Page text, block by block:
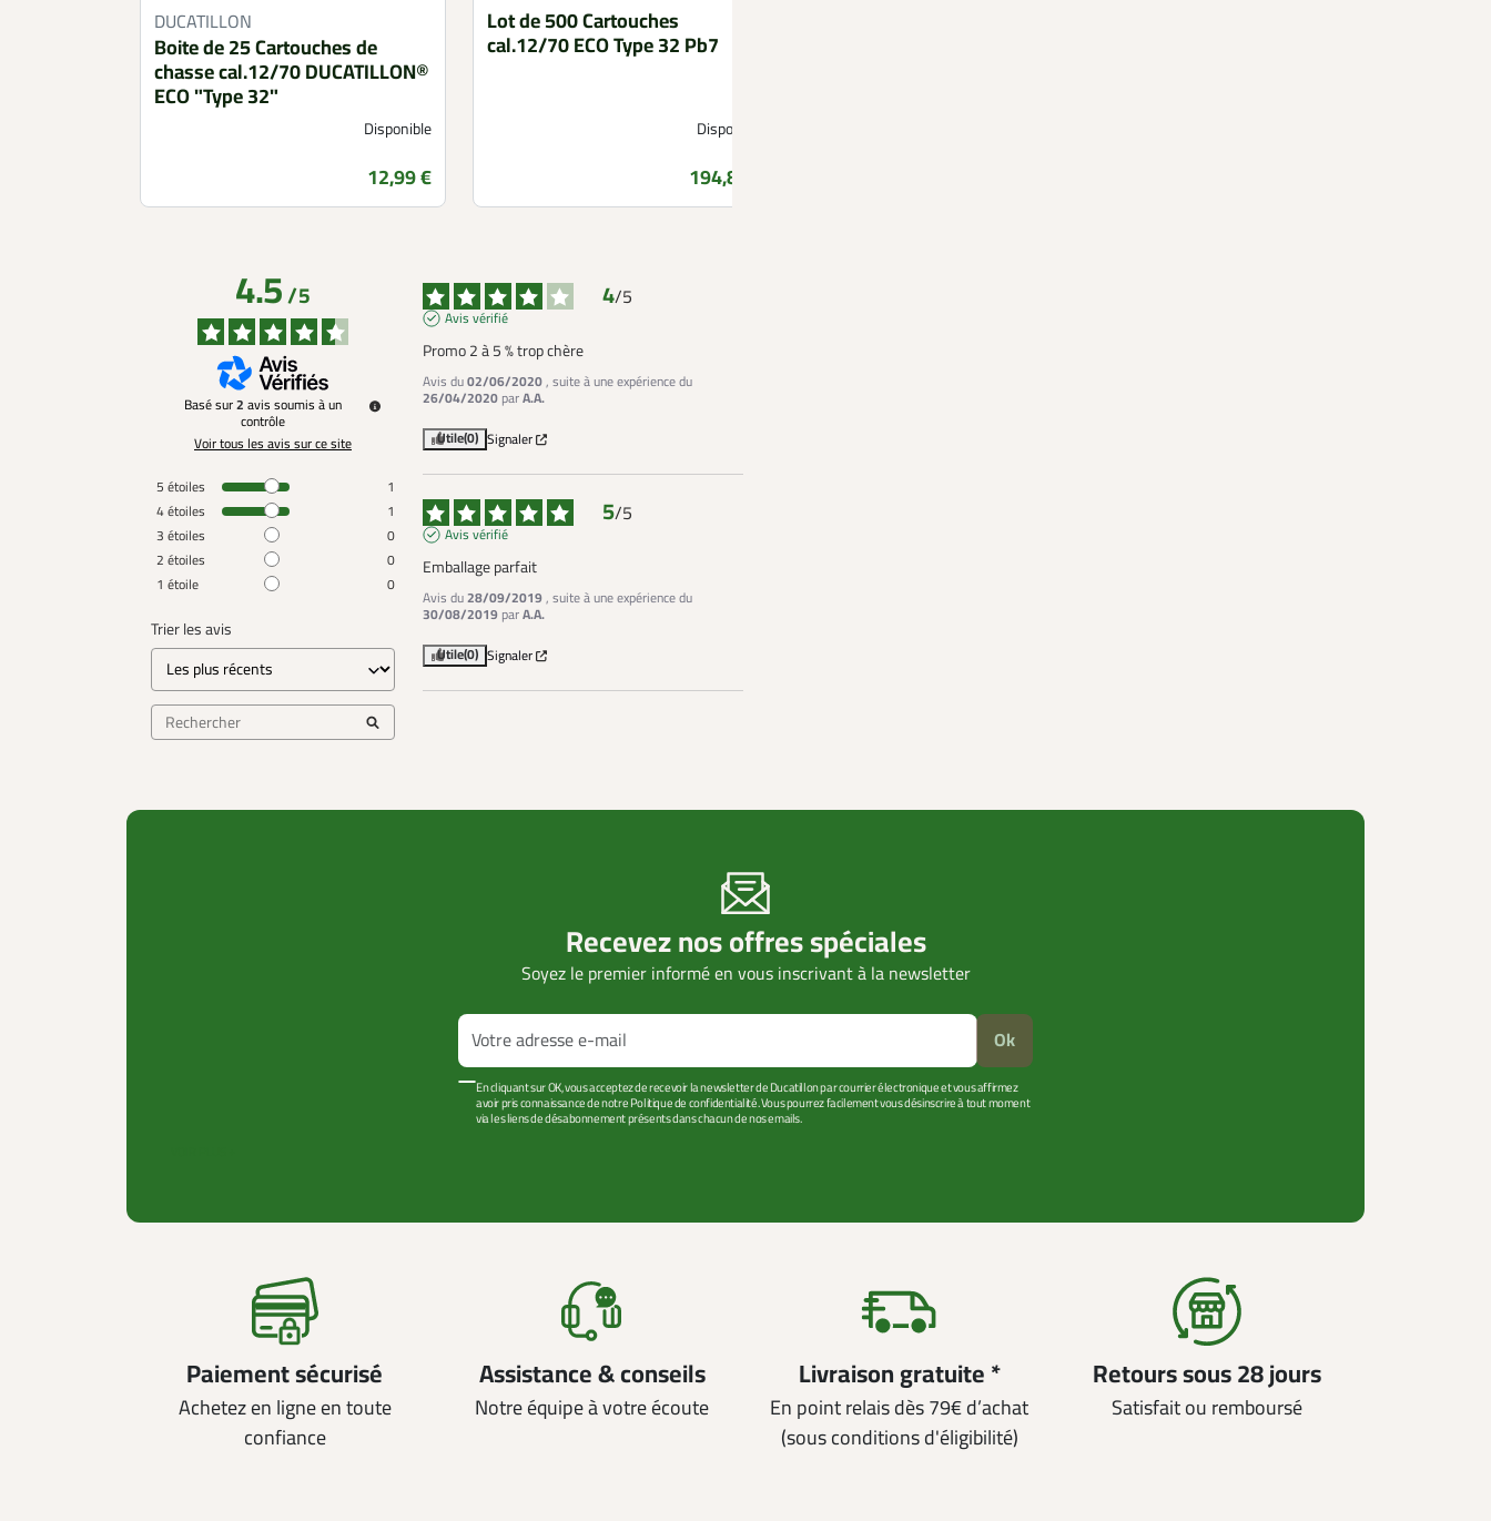
DUCATILLON
Boite de 25 Cartouches de
chasse cal.12/70 DUCATILLON®
ECO "Type 32"
Disponible
Prix
12,99 €
Lot de 500 Cartouches
cal.12/70 ECO Type 32 Pb7
Disponible
Prix
194,85 €
4.5/5
Basé sur2 avis soumis à un
contrôle
Voir tous les avis sur ce site
5 étoiles
1
4étoiles
1
3 étoiles
0
2 étoiles
0
1 étoile 0
Trier les avis
4/5
Avis vérifié
Promo 2 à 5 % trop chère
Avis du02/06/2020, suite à une expérience du
26/04/2020 parA.A.
Utile(0) Signaler
5/5
Avis vérifié
Emballage parfait
Avis du28/09/2019, suite à une expérience du
30/08/2019 parA.A.
Utile(0) Signaler
Recevez nos offres spéciales
Soyez le premier informé en vous inscrivant à la newsletter
Ok
En cliquant sur OK, vous acceptez de recevoir la newsletter de Ducatillon par courrier électronique et vous affirmez
avoir pris connaissance de notre Politique de confidentialité. Vous pourrez facilement vous désinscrire à tout moment
via les liens de désabonnement présents dans chacun de nos emails.
Paiement sécurisé
Achetez en ligne en toute
confiance
Assistance & conseils
Notre équipe à votre écoute
Livraison gratuite *
En point relais dès 79€ d’achat
(sous conditions d'éligibilité)
Retours sous 28 jours
Satisfait ou remboursé